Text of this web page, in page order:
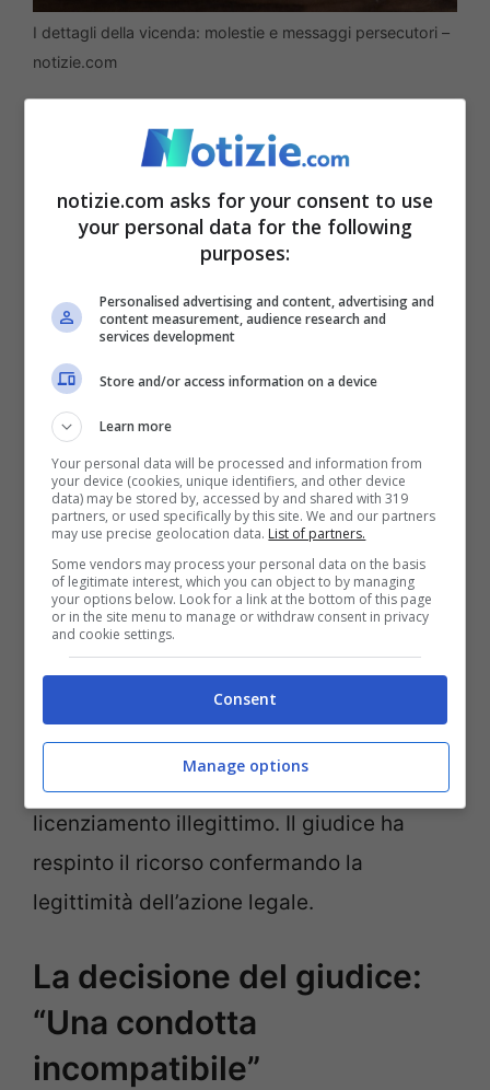
I dettagli della vicenda: molestie e messaggi persecutori –
notizie.com
La direzione della Ferrari ha risposto con
un procedimento disciplinare a carico del
dipendente, culminato con un
licenziamento
a luglio 2024, con lo scopo
lavoratrice. Parallelamente il questore di
Modena aveva emesso nei suoi confronti
un ammonimento formale nei confronti nel
quarantenne, invitandolo a cessare
immediatamente ogni condotta molesta.
Il ricorso in tribunale e la
richiesta di risarcimento
L’uomo si è così rivolto al tribunale del
Lavoro di Modena chiedendo il reintegro
nel posto di lavoro e un risarcimento da
200mila euro, accusando Ferrari di
licenziamento illegittimo. Il giudice ha
respinto il ricorso confermando la
legittimità dell’azione legale.
La decisione del giudice:
“Una condotta
incompatibile”
notizie.com asks for your consent to use
your personal data for the following
purposes:
Personalised advertising and content, advertising and
content measurement, audience research and
services development
Store and/or access information on a device
Learn more
Your personal data will be processed and information from
your device (cookies, unique identifiers, and other device
data) may be stored by, accessed by and shared with 319
partners, or used specifically by this site. We and our partners
may use precise geolocation data. List of partners.
Some vendors may process your personal data on the basis
of legitimate interest, which you can object to by managing
your options below. Look for a link at the bottom of this page
or in the site menu to manage or withdraw consent in privacy
and cookie settings.
Consent
Manage options